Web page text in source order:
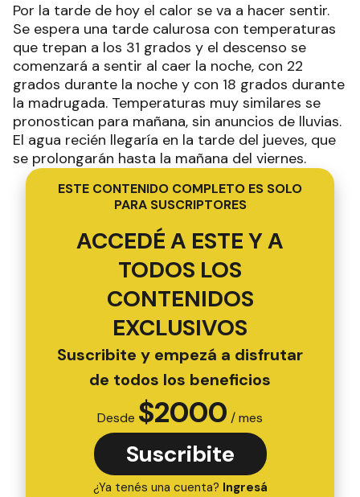
Por la tarde de hoy el calor se va a hacer sentir.
Se espera una tarde calurosa con temperaturas
que trepan a los 31 grados y el descenso se
comenzará a sentir al caer la noche, con 22
grados durante la noche y con 18 grados durante
la madrugada. Temperaturas muy similares se
pronostican para mañana, sin anuncios de lluvias.
El agua recién llegaría en la tarde del jueves, que
se prolongarán hasta la mañana del viernes.
ESTE CONTENIDO COMPLETO ES SOLO
PARA SUSCRIPTORES
ACCEDÉ A ESTE Y A
TODOS LOS
CONTENIDOS
EXCLUSIVOS
Suscribite y empezá a disfrutar
de todos los beneficios
Desde $2000 / mes
Suscribite
¿Ya tenés una cuenta? Ingresá